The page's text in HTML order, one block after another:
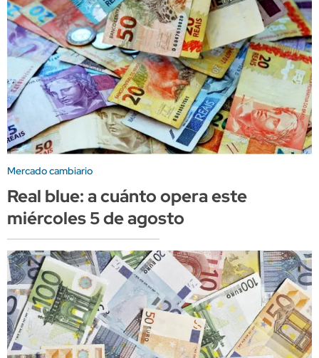
Mercado cambiario
Real blue: a cuánto opera este
miércoles 5 de agosto